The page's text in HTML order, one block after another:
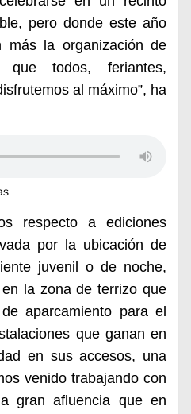
pero donde este año
más la organización de
todos, feriantes,
al máximo”, ha
respecto a ediciones
por la ubicación de
juvenil o de noche,
la zona de terrizo que
aparcamiento para el
que ganan en
en sus accesos, una
venido trabajando con
gran afluencia que en